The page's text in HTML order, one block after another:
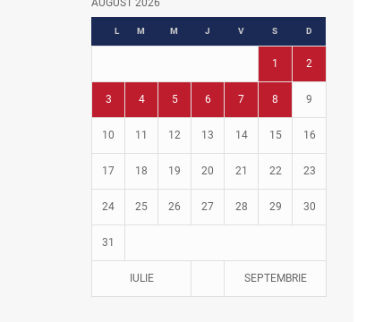
Fotbal în grădinițe
AUGUST 2026
L M M J V S D
1 2
3 4 5 6 7 8 9
10 11 12 13 14 15 16
17 18 19 20 21 22 23
24 25 26 27 28 29 30
31
IULIE SEPTEMBRIE